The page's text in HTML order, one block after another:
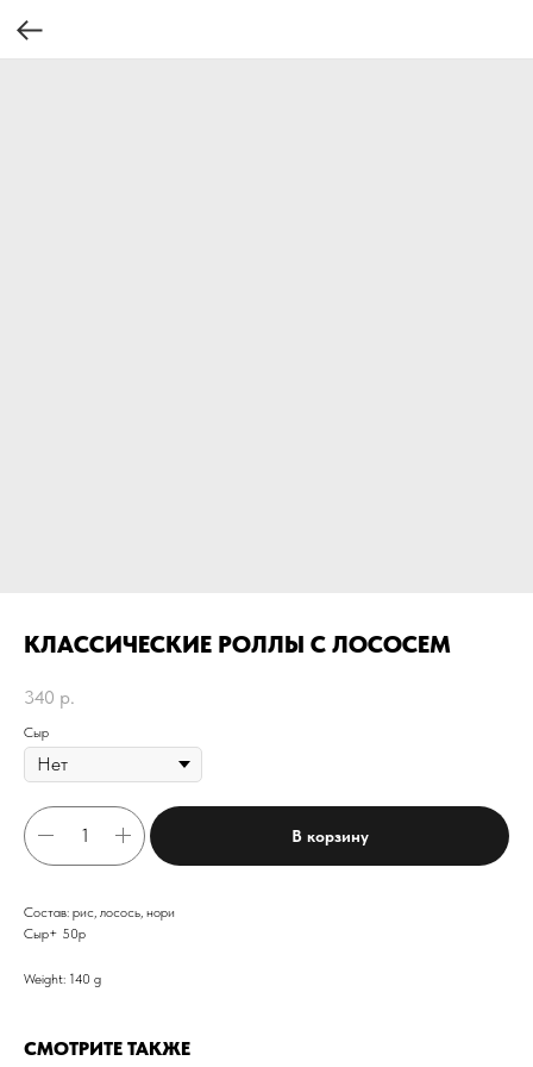
КЛАССИЧЕСКИЕ РОЛЛЫ С ЛОСОСЕМ
340 р.
Сыр
В корзину
Состав: рис, лосось, нори
Сыр+ 50р
Weight: 140 g
СМОТРИТЕ ТАКЖЕ